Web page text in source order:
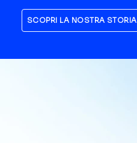
SCOPRI LA NOSTRA STORIA